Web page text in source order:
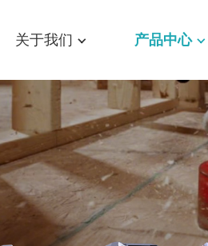
关于我们 产品中心